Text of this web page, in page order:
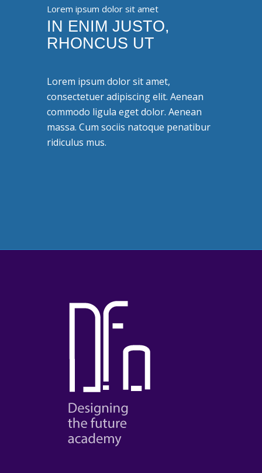
Lorem ipsum dolor sit amet
IN ENIM JUSTO,
RHONCUS UT
Lorem ipsum dolor sit amet,
consectetuer adipiscing elit. Aenean
commodo ligula eget dolor. Aenean
massa. Cum sociis natoque penatibur
ridiculus mus.